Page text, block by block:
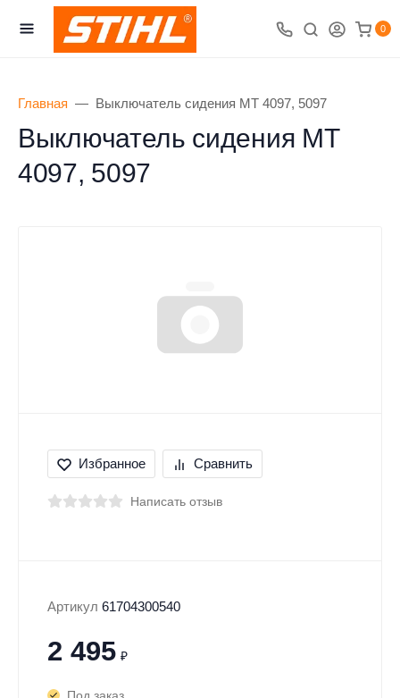
0
Главная Выключатель сидения MT 4097, 5097
Выключатель сидения MT
4097, 5097
Избранное Сравнить
Написать отзыв
Артикул 61704300540
2 495 ₽